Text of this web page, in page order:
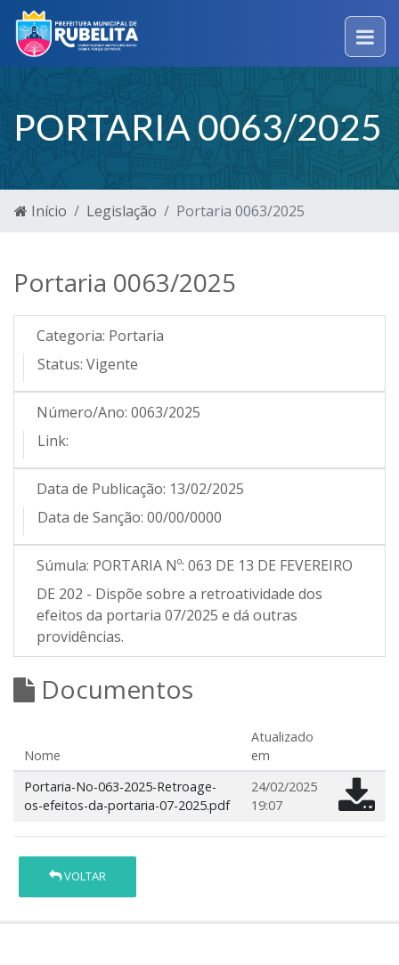
PORTARIA 0063/2025
Início Legislação Portaria 0063/2025
Portaria 0063/2025
Categoria: Portaria
Status: Vigente
Número/Ano: 0063/2025
Link:
Data de Publicação: 13/02/2025
Data de Sanção: 00/00/0000
Súmula: PORTARIA Nº: 063 DE 13 DE FEVEREIRO
DE 202 - Dispõe sobre a retroatividade dos
efeitos da portaria 07/2025 e dá outras
providências.
Documentos
Nome
Atualizado
em
Portaria-No-063-2025-Retroage-
os-efeitos-da-portaria-07-2025.pdf
24/02/2025
19:07
VOLTAR